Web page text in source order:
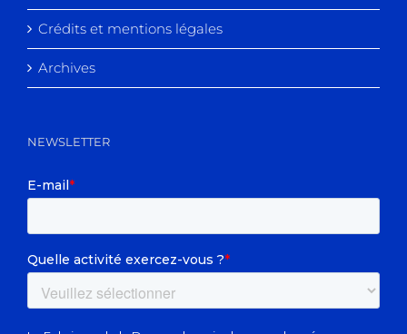
Crédits et mentions légales
Archives
NEWSLETTER